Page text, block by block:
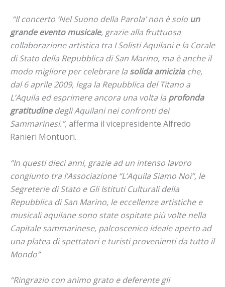
“Il concerto ‘Nel Suono della Parola’ non è solo un
grande evento musicale, grazie alla fruttuosa
collaborazione artistica tra I Solisti Aquilani e la Corale
di Stato della Repubblica di San Marino, ma è anche il
modo migliore per celebrare la solida amiciziache,
dal 6 aprile 2009, lega la Repubblica del Titano a
L’Aquila ed esprimere ancora una volta la profonda
gratitudinedegli Aquilani nei confronti dei
Sammarinesi.”,afferma il vicepresidente Alfredo
Ranieri Montuori.
“In questi dieci anni, grazie ad un intenso lavoro
congiunto tra l’Associazione “L’Aquila Siamo Noi”, le
Segreterie di Stato e Gli Istituti Culturali della
Repubblica di San Marino, le eccellenze artistiche e
musicali aquilane sono state ospitate più volte nella
Capitale sammarinese, palcoscenico ideale aperto ad
una platea di spettatori e turisti provenienti da tutto il
Mondo”
“Ringrazio con animo grato e deferente gli